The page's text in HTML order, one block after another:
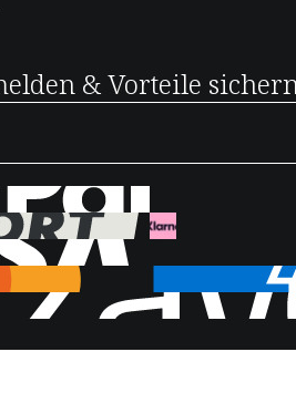
& Vorteile